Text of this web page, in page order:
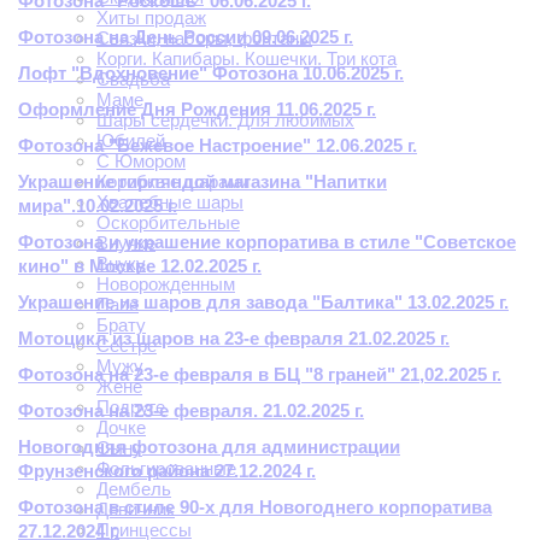
Хиты продаж
Связки, наборы, фонтаны
Корги. Капибары. Кошечки. Три кота
Свадьба
Маме
Шары сердечки. Для любимых
Юбилей
С Юмором
Коробка с шарами
Хвалебные шары
Оскорбительные
Внучке
Внуку
Новорожденным
Папе
Брату
Сестре
Мужу
Жене
Подруге
Дочке
Сыну
Фольгированные
Дембель
Девичник
Принцессы
Фотозона на День России 09.06.2025 г.
Лофт "Вдохновение" Фотозона 10.06.2025 г.
Оформление Дня Рождения 11.06.2025 г.
Фотозона "Бежевое Настроение" 12.06.2025 г.
Украшение гирляндой магазина "Напитки
мира".10.02.2025 г.
Фотозона и украшение корпоратива в стиле "Советское
кино" в Москве 12.02.2025 г.
Украшение из шаров для завода "Балтика" 13.02.2025 г.
Мотоцикл из шаров на 23-е февраля 21.02.2025 г.
Фотозона на 23-е февраля в БЦ "8 граней" 21,02.2025 г.
Фотозона на 23-е февраля. 21.02.2025 г.
Новогодняя фотозона для администрации
Фрунзенского района 27.12.2024 г.
Фотозона в стиле 90-х для Новогоднего корпоратива
27.12.2024 г.